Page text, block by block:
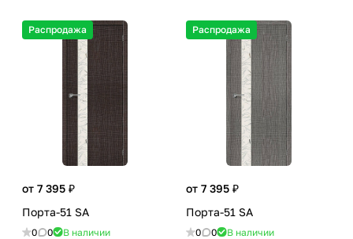
Распродажа
от 7 395 ₽
Порта-51 SA
0 0 В наличии
Распродажа
от 7 395 ₽
Порта-51 SA
0 0 В наличии